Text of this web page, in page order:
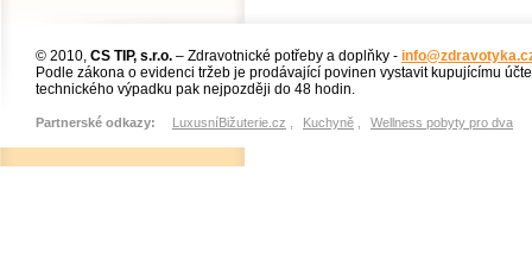
© 2010, CS TIP, s.r.o. – Zdravotnické potřeby a doplňky -
Podle zákona o evidenci tržeb je prodávající povinen vystavit kupujícímu
technického výpadku pak nejpozději do 48 hodin.
Partnerské odkazy: LuxusníBižuterie.cz Kuchyně Wellness pobyty pro dva